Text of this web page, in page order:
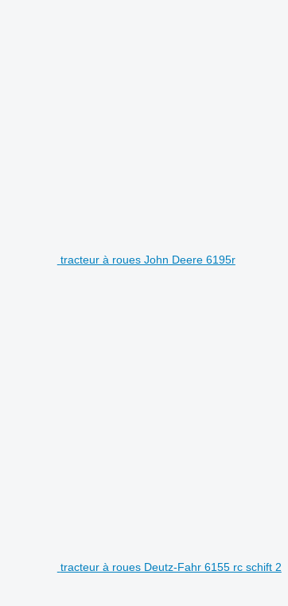
tracteur à roues John Deere 6195r
tracteur à roues Deutz-Fahr 6155 rc schift 2